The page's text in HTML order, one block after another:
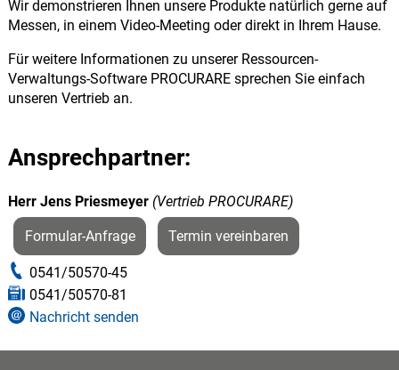
Wir demonstrieren Ihnen unsere Produkte natürlich gerne auf
Messen, in einem Video-Meeting oder direkt in Ihrem Hause.
Für weitere Informationen zu unserer Ressourcen-
Verwaltungs-Software PROCURARE sprechen Sie einfach
unseren Vertrieb an.
Ansprechpartner:
Herr Jens Priesmeyer (Vertrieb PROCURARE)
Formular-Anfrage Termin vereinbaren
0541/50570-45
0541/50570-81
Nachricht senden